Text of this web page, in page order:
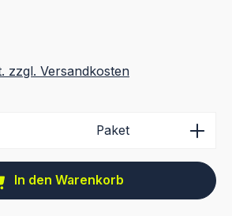
zzgl. Versandkosten
Gib den gewünschten Wert ein
Paket
In den Warenkorb